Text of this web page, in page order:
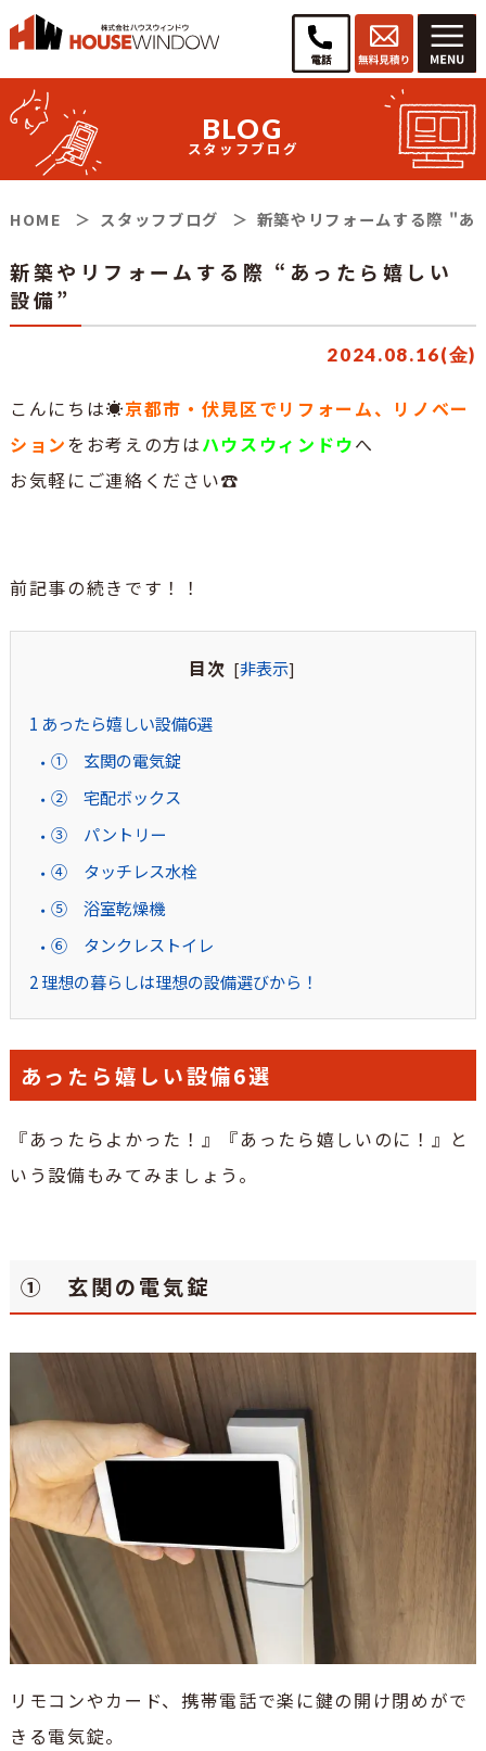
BLOG
スタッフブログ
HOME スタッフブログ 新築やリフォームする際 "あ
新築やリフォームする際 “あったら嬉しい
設備”
2024.08.16(金)
こんにちは☀京都市・伏見区でリフォーム、リノベー
ションをお考えの方はハウスウィンドウへ
お気軽にご連絡ください☎
前記事の続きです！！
目次 [非表示]
1 あったら嬉しい設備6選
① 玄関の電気錠
② 宅配ボックス
③ パントリー
④ タッチレス水栓
⑤ 浴室乾燥機
⑥ タンクレストイレ
2理想の暮らしは理想の設備選びから！
あったら嬉しい設備6選
『あったらよかった！』『あったら嬉しいのに！』と
いう設備もみてみましょう。
① 玄関の電気錠
リモコンやカード、携帯電話で楽に鍵の開け閉めがで
きる電気錠。